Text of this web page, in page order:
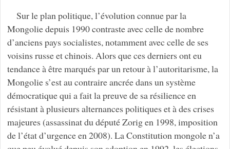
Sur le plan politique, l’évolution connue par la
Mongolie depuis 1990 contraste avec celle de nombre
d’anciens pays socialistes, notamment avec celle de ses
voisins russe et chinois. Alors que ces derniers ont eu
tendance à être marqués par un retour à l’autoritarisme, la
Mongolie s’est au contraire ancrée dans un système
démocratique qui a fait la preuve de sa résilience en
résistant à plusieurs alternances politiques et à des crises
majeures (assassinat du député Zorig en 1998, imposition
de l’état d’urgence en 2008). La Constitution mongole n’a